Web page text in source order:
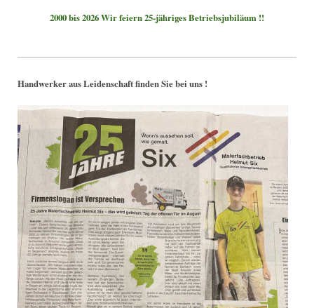
2000 bis 2026 Wir feiern 25-jähriges Betriebsjubiläum !!
Handwerker aus Leidenschaft finden Sie bei uns !